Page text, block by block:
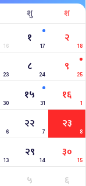
शु श
16
१
17
२
18
23
८
24
९
25
30
१५
31
१६
1
6
२२
7
२३
8
13
२९
14
३०
15
५ ६